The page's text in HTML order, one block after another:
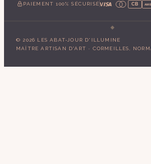
PAIEMENT 100% SÉCURISÉ CB
© 2026 LES ABAT-JOUR D'ILLUMINE
MAÎTRE ARTISAN D'ART · CORMEILLES,